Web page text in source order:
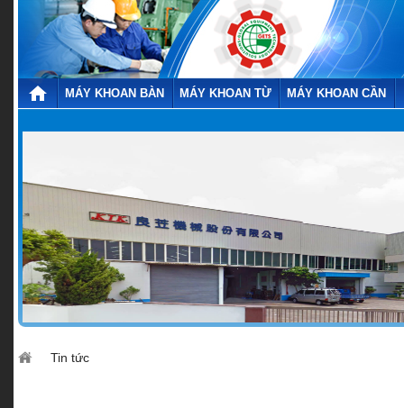
MÁY KHOAN BÀN MÁY KHOAN TỪ MÁY KHOAN CẦN
Tin tức